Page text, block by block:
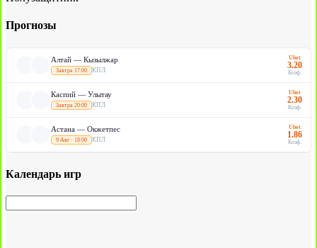
Прогнозы
Алтай — Кызылжар
Завтра 17:00 КПЛ
Ubet
3.20
Коэф.
Каспий — Улытау
Завтра 20:00 КПЛ
Ubet
2.30
Коэф.
Астана — Окжетпес
9 Авг · 18:00 КПЛ
Ubet
1.86
Коэф.
Календарь игр